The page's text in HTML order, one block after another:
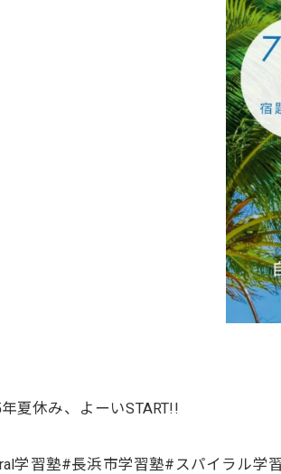
夏休み、よーいSTART!!
学習塾#長浜市学習塾#スパイラル学